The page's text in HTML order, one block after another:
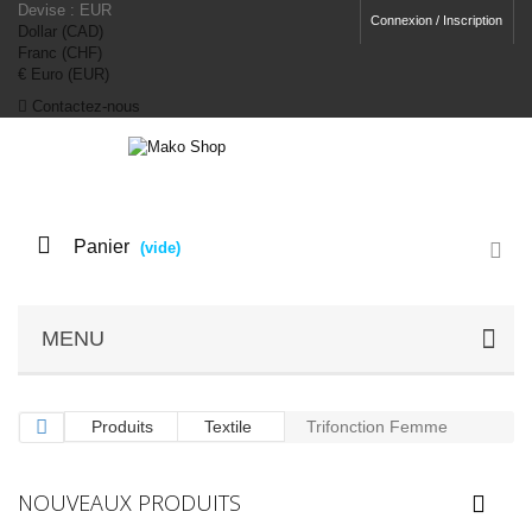
Connexion / Inscription
Devise : EUR
Dollar (CAD)
Franc (CHF)
€ Euro (EUR)
Contactez-nous
Panier (vide)
MENU
Produits Textile Trifonction Femme
NOUVEAUX PRODUITS